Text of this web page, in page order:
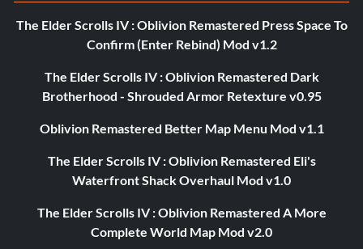
The Elder Scrolls IV : Oblivion Remastered Press Space To
Confirm (Enter Rebind) Mod v1.2
The Elder Scrolls IV : Oblivion Remastered Dark
Brotherhood - Shrouded Armor Retexture v0.95
Oblivion Remastered Better Map Menu Mod v1.1
The Elder Scrolls IV : Oblivion Remastered Eli's
Waterfront Shack Overhaul Mod v1.0
The Elder Scrolls IV : Oblivion Remastered A More
Complete World Map Mod v2.0